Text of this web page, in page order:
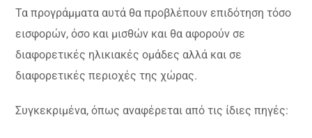
Τα προγράμματα αυτά θα προβλέπουν επιδότηση τόσο
εισφορών, όσο και μισθών και θα αφορούν σε
διαφορετικές ηλικιακές ομάδες αλλά και σε
διαφορετικές περιοχές της χώρας.
Συγκεκριμένα, όπως αναφέρεται από τις ίδιες πηγές: